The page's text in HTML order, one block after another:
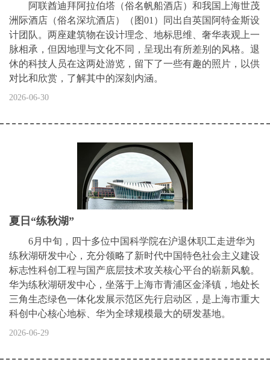
阿联酋迪拜阿拉伯塔（俗名帆船酒店）和我国上海世茂
洲际酒店（俗名深坑酒店）（图01）同出自英国阿特金斯设
计团队。两座建筑物在设计理念、地标思维、奢华表观上一
脉相承，但因地理与文化不同，呈现出有所差别的风格。退
休的科技人员在这两处游览，留下了一些有趣的照片，以供
对比和欣赏，了解其中的深刻内涵。
2026-06-30
夏日“练秋湖”
6月中旬，四十多位中国科学院在沪退休职工走进华为
练秋湖研发中心，充分领略了新时代中国特色社会主义建设
标志性科创工程与国产底层技术攻关核心平台的崭新风貌。
华为练秋湖研发中心，坐落于上海市青浦区金泽镇，地处长
三角生态绿色一体化发展示范区先行启动区，是上海市重大
科创中心核心地标、华为全球规模最大的研发基地。
2026-06-29